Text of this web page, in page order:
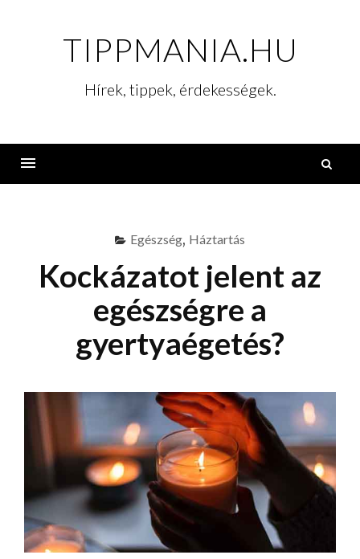
TIPPMANIA.HU
Hírek, tippek, érdekességek.
Egészség, Háztartás
Kockázatot jelent az
egészségre a
gyertyaégetés?